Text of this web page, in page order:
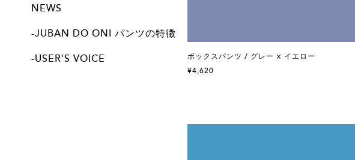
NEWS
-JUBAN DO ONI パンツの特徴
-USER'S VOICE
ボックスパンツ / グレー × イエロー
¥4,620